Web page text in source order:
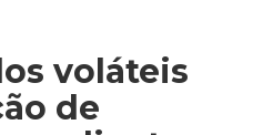
voláteis
de